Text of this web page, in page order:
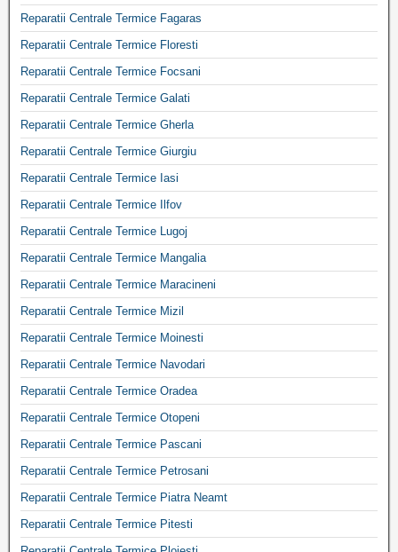
Reparatii Centrale Termice Fagaras
Reparatii Centrale Termice Floresti
Reparatii Centrale Termice Focsani
Reparatii Centrale Termice Galati
Reparatii Centrale Termice Gherla
Reparatii Centrale Termice Giurgiu
Reparatii Centrale Termice Iasi
Reparatii Centrale Termice Ilfov
Reparatii Centrale Termice Lugoj
Reparatii Centrale Termice Mangalia
Reparatii Centrale Termice Maracineni
Reparatii Centrale Termice Mizil
Reparatii Centrale Termice Moinesti
Reparatii Centrale Termice Navodari
Reparatii Centrale Termice Oradea
Reparatii Centrale Termice Otopeni
Reparatii Centrale Termice Pascani
Reparatii Centrale Termice Petrosani
Reparatii Centrale Termice Piatra Neamt
Reparatii Centrale Termice Pitesti